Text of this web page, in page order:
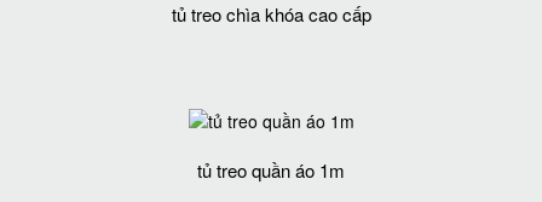
tủ treo chìa khóa cao cấp
tủ treo quần áo 1m